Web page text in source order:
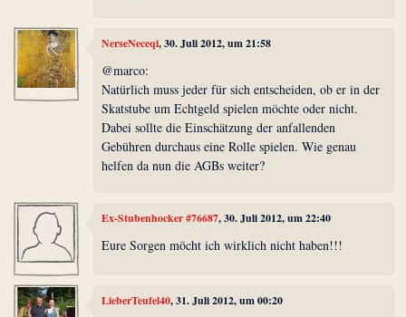
NerseNeceqi, 30. Juli 2012, um 21:58
@marco:
Natürlich muss jeder für sich entscheiden, ob er in der
Skatstube um Echtgeld spielen möchte oder nicht.
Dabei sollte die Einschätzung der anfallenden
Gebühren durchaus eine Rolle spielen. Wie genau
helfen da nun die AGBs weiter?
Ex-Stubenhocker #76687, 30. Juli 2012, um 22:40
Eure Sorgen möcht ich wirklich nicht haben!!!
LieberTeufel40, 31. Juli 2012, um 00:20